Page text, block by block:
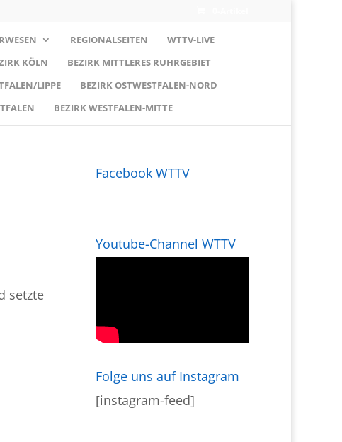
REGIONALSEITEN
WTTV-LIVE
KÖLN
BEZIRK MITTLERES RUHRGEBIET
LIPPE
BEZIRK OSTWESTFALEN-NORD
BEZIRK WESTFALEN-MITTE
setzte
Facebook WTTV
Youtube-Channel WTTV
Folge uns auf Instagram
[instagram-feed]